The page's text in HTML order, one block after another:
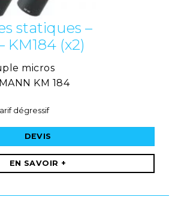
statiques –
(x2)
micros
KM 184
dégressif
DEVIS
EN SAVOIR +